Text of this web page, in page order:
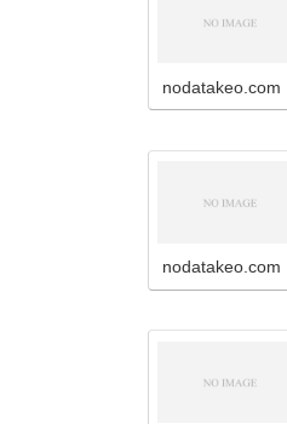
nodatakeo.com
nodatakeo.com